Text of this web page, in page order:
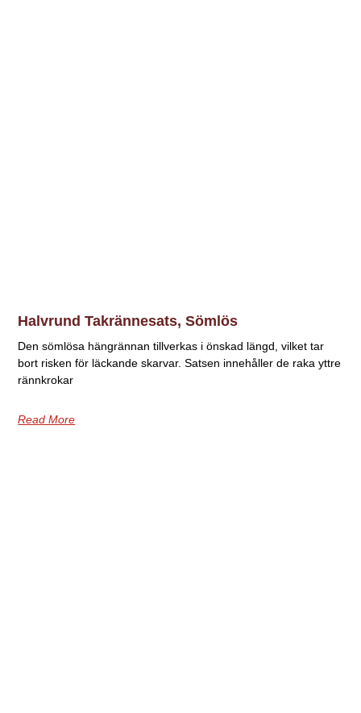
Halvrund Takrännesats, Sömlös
Den sömlösa hängrännan tillverkas i önskad längd, vilket tar
bort risken för läckande skarvar. Satsen innehåller de raka yttre
rännkrokar
Read More